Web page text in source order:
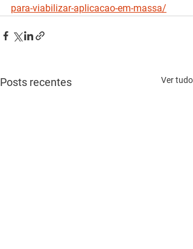
para-viabilizar-aplicacao-em-massa/
Posts recentes Ver tudo